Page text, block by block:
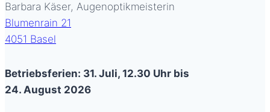
Barbara Käser, Augenoptikmeisterin
Blumenrain 21
4051 Basel
Betriebsferien: 31. Juli, 12.30 Uhr bis
24. August 2026